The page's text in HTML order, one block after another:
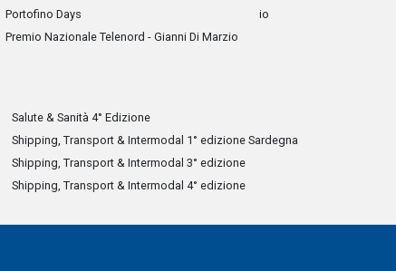
Portofino Days
Premio Nazionale Telenord - Gianni Di Marzio
io
Salute & Sanità 4° Edizione
Shipping, Transport & Intermodal 1° edizione Sardegna
Shipping, Transport & Intermodal 3° edizione
Shipping, Transport & Intermodal 4° edizione